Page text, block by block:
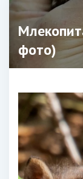
фото)